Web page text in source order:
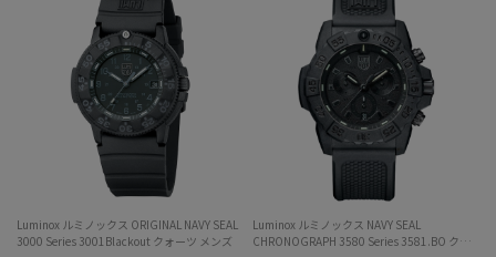
Luminox ルミノックス ORIGINAL NAVY SEAL
3000 Series 3001Blackout クォーツ メンズ
Luminox ルミノックス NAVY SEAL
CHRONOGRAPH 3580 Series 3581.BO クォ